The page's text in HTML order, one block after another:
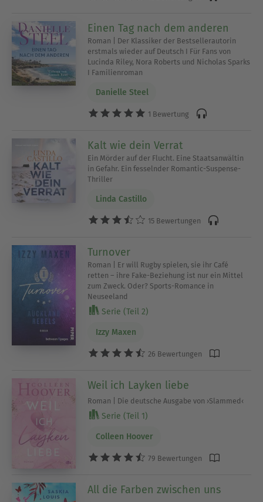
Einen Tag nach dem anderen
Roman | Der Klassiker der Bestsellerautorin
erstmals wieder auf Deutsch I Für Fans von
Lucinda Riley, Nora Roberts und Nicholas Sparks
I Familienroman
Danielle Steel
1 Bewertung
Kalt wie dein Verrat
Ein Mörder auf der Flucht. Eine Staatsanwältin
in Gefahr. Ein fesselnder Romantic-Suspense-
Thriller
Linda Castillo
15 Bewertungen
Turnover
Roman | Er will Rugby spielen, sie ihr Café
retten – ihre Fake-Beziehung ist nur ein Mittel
zum Zweck. Oder? Sports-Romance in
Neuseeland
Serie (Teil 2)
Izzy Maxen
26 Bewertungen
Weil ich Layken liebe
Roman | Die deutsche Ausgabe von ›Slammed‹
Serie (Teil 1)
Colleen Hoover
79 Bewertungen
All die Farben zwischen uns